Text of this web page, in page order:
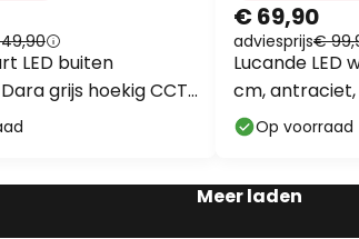
LED buiten
grijs hoekig CCT
€ 69,90
adviesprijs€
Lucande LED
cm,
gericht, 3000K
Op voorraad
Meer laden